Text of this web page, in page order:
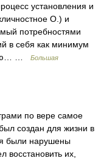
установления и
О.) и
потребностями
в себя как минимум
…
Большая
по вере самое
создан для жизни в
были нарушены
восстановить их,